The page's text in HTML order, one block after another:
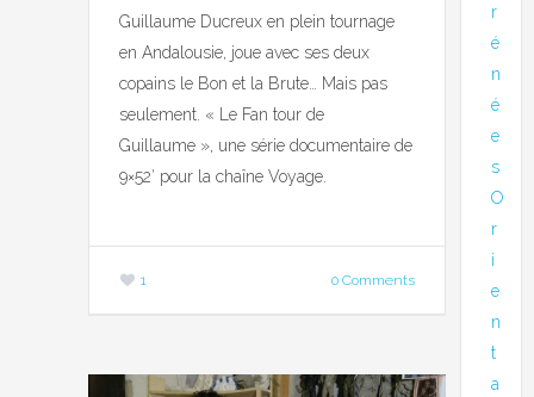
Guillaume Ducreux en plein tournage
en Andalousie, joue avec ses deux
copains le Bon et la Brute… Mais pas
seulement. « Le Fan tour de
Guillaume », une série documentaire de
9×52′ pour la chaîne Voyage.
1 0 Comments
r
é
n
é
e
s
O
r
i
e
n
t
a